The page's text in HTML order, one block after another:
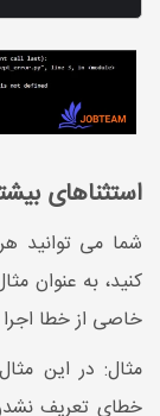
استثناهای
شما می توانید
کنید، به عنوان
خاصی از خطا اجرا